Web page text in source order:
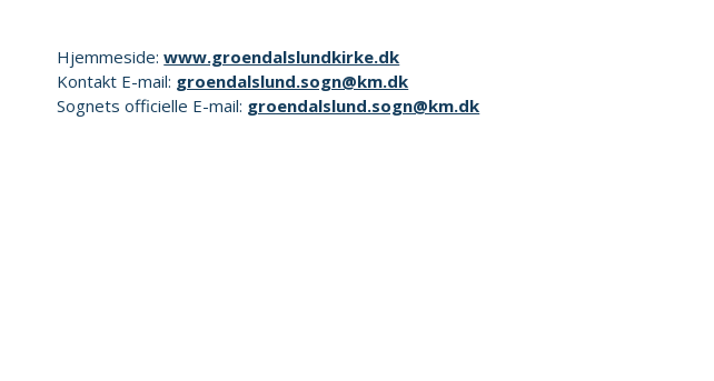
Hjemmeside:www.groendalslundkirke.dk
Kontakt E-mail: groendalslund.sogn@km.dk
Sognets officielle E-mail: groendalslund.sogn@km.dk